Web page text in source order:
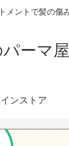
メントで髪の
ーマ
ンストア